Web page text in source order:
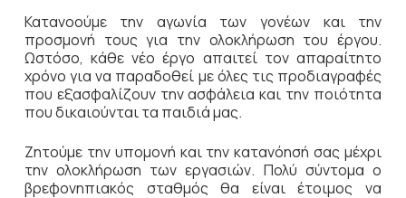
Κατανοούμε την αγωνία των γονέων και την
προσμονή τους για την ολοκλήρωση του έργου.
Ωστόσο, κάθε νέο έργο απαιτεί τον απαραίτητο
χρόνο για να παραδοθεί με όλες τις προδιαγραφές
που εξασφαλίζουν την ασφάλεια και την ποιότητα
που δικαιούνται τα παιδιά μας.
Ζητούμε την υπομονή και την κατανόησή σας μέχρι
την ολοκλήρωση των εργασιών. Πολύ σύντομα ο
βρεφονηπιακός σταθμός θα είναι έτοιμος να